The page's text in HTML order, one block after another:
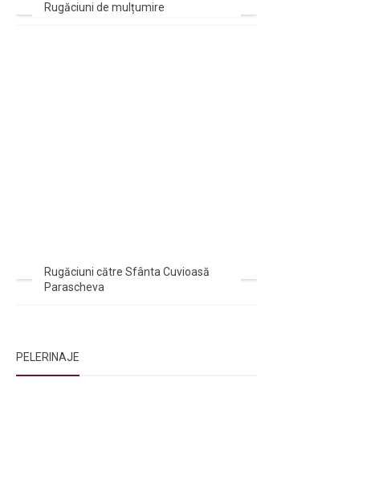
Rugăciuni de mulțumire
Rugăciuni către Sfânta Cuvioasă
Parascheva
PELERINAJE